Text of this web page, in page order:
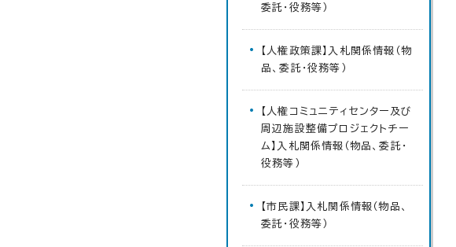
委託・役務等）
【人権政策課】入札関係情報（物
品、委託・役務等）
【人権コミュニティセンター及び
周辺施設整備プロジェクトチー
ム】入札関係情報（物品、委託・
役務等）
【市民課】入札関係情報（物品、
委託・役務等）